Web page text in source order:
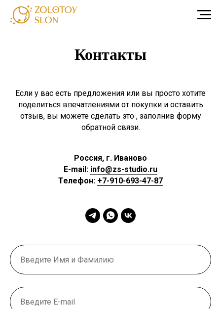
Контакты
Если у вас есть предложения или вы просто хотите
поделиться впечатлениями от покупки и оставить
отзыв, вы можете сделать это , заполнив форму
обратной связи.
Россия, г. Иваново
E-mail: info@zs-studio.ru
Телефон: +7-910-693-47-87